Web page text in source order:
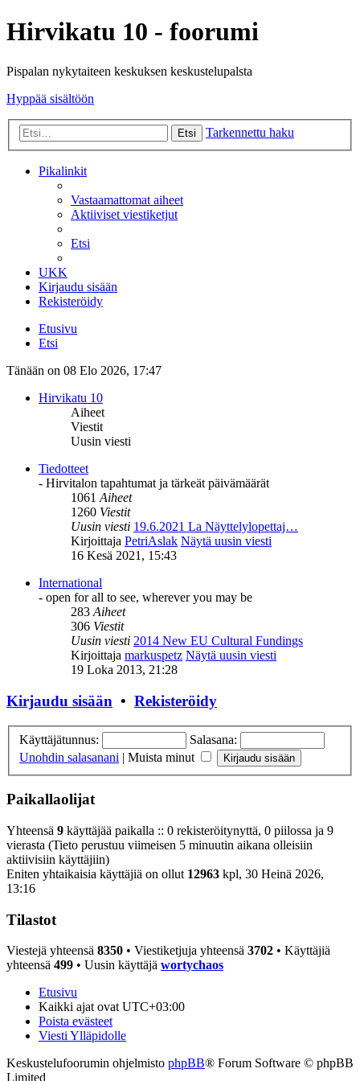
Hirvikatu 10 - foorumi
Pispalan nykytaiteen keskuksen keskustelupalsta
Hyppää sisältöön
Etsi Tarkennettu haku
Pikalinkit
Vastaamattomat aiheet
Aktiiviset viestiketjut
Etsi
UKK
Kirjaudu sisään
Rekisteröidy
Etusivu
Etsi
Tänään on 08 Elo 2026, 17:47
Hirvikatu 10
Aiheet
Viestit
Uusin viesti
Tiedotteet
- Hirvitalon tapahtumat ja tärkeät päivämäärät
1061Aiheet
1260 Viestit
Uusin viesti 19.6.2021 La Näyttelylopettaj…
Kirjoittaja PetriAslak Näytä uusin viesti
16 Kesä 2021, 15:43
International
- open for all to see, wherever you may be
283Aiheet
306 Viestit
Uusin viesti 2014 New EU Cultural Fundings
Kirjoittaja markuspetz Näytä uusin viesti
19 Loka 2013, 21:28
Kirjaudu sisään • Rekisteröidy
Käyttäjätunnus:
Salasana:
Unohdin salasanani | Muista minut
Paikallaolijat
Yhteensä 9 käyttäjää paikalla :: 0 rekisteröitynyttä, 0 piilossa ja 9
vierasta (Tieto perustuu viimeisen 5 minuutin aikana olleisiin
aktiivisiin käyttäjiin)
Eniten yhtaikaisia käyttäjiä on ollut 12963 kpl, 30 Heinä 2026,
13:16
Tilastot
Viestejä yhteensä 8350 • Viestiketjuja yhteensä 3702 • Käyttäjiä
yhteensä 499 • Uusin käyttäjä wortychaos
Etusivu
Kaikki ajat ovat UTC+03:00
Poista evästeet
Viesti Ylläpidolle
Keskustelufoorumin ohjelmisto phpBB® Forum Software © phpBB
Limited